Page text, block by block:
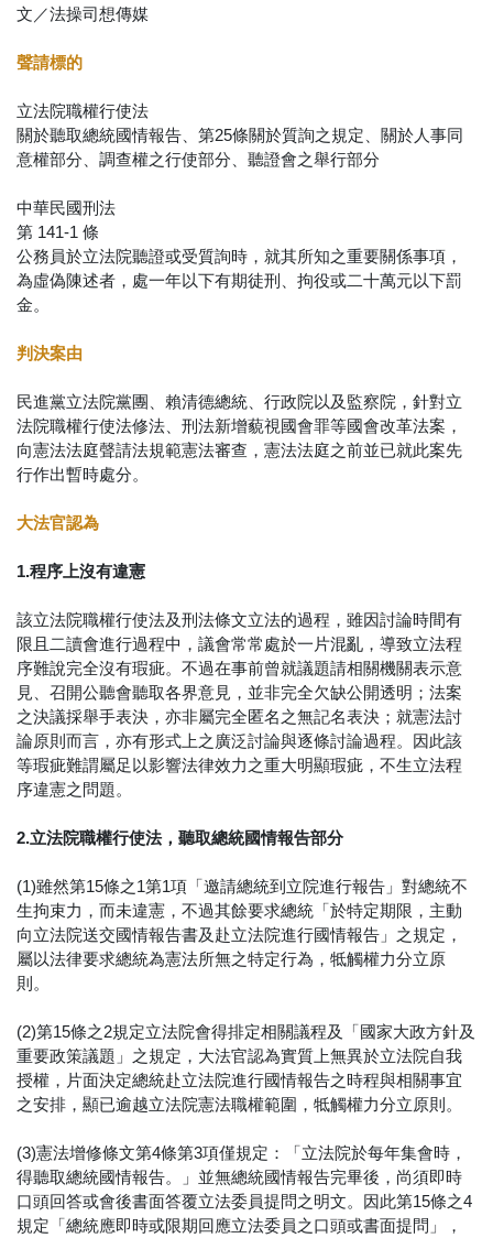
文／法操司想傳媒
聲請標的
立法院職權行使法
關於聽取總統國情報告、第25條關於質詢之規定、關於人事同
意權部分、調查權之行使部分、聽證會之舉行部分
中華民國刑法
第 141-1 條
公務員於立法院聽證或受質詢時，就其所知之重要關係事項，
為虛偽陳述者，處一年以下有期徒刑、拘役或二十萬元以下罰
金。
判決案由
民進黨立法院黨團、賴清德總統、行政院以及監察院，針對立
法院職權行使法修法、刑法新增藐視國會罪等國會改革法案，
向憲法法庭聲請法規範憲法審查，憲法法庭之前並已就此案先
行作出暫時處分。
大法官認為
1.程序上沒有違憲
該立法院職權行使法及刑法條文立法的過程，雖因討論時間有
限且二讀會進行過程中，議會常常處於一片混亂，導致立法程
序難說完全沒有瑕疵。不過在事前曾就議題請相關機關表示意
見、召開公聽會聽取各界意見，並非完全欠缺公開透明；法案
之決議採舉手表決，亦非屬完全匿名之無記名表決；就憲法討
論原則而言，亦有形式上之廣泛討論與逐條討論過程。因此該
等瑕疵難謂屬足以影響法律效力之重大明顯瑕疵，不生立法程
序違憲之問題。
2.立法院職權行使法，聽取總統國情報告部分
(1)雖然第15條之1第1項「邀請總統到立院進行報告」對總統不
生拘束力，而未違憲，不過其餘要求總統「於特定期限，主動
向立法院送交國情報告書及赴立法院進行國情報告」之規定，
屬以法律要求總統為憲法所無之特定行為，牴觸權力分立原
則。
(2)第15條之2規定立法院會得排定相關議程及「國家大政方針及
重要政策議題」之規定，大法官認為實質上無異於立法院自我
授權，片面決定總統赴立法院進行國情報告之時程與相關事宜
之安排，顯已逾越立法院憲法職權範圍，牴觸權力分立原則。
(3)憲法增修條文第4條第3項僅規定：「立法院於每年集會時，
得聽取總統國情報告。」並無總統國情報告完畢後，尚須即時
口頭回答或會後書面答覆立法委員提問之明文。因此第15條之4
規定「總統應即時或限期回應立法委員之口頭或書面提問」，